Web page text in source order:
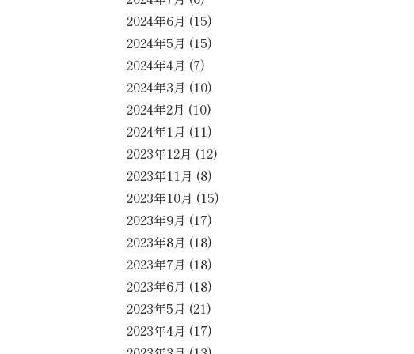
2024年6月 (15)
2024年5月 (15)
2024年4月 (7)
2024年3月 (10)
2024年2月 (10)
2024年1月 (11)
2023年12月 (12)
2023年11月 (8)
2023年10月 (15)
2023年9月 (17)
2023年8月 (18)
2023年7月 (18)
2023年6月 (18)
2023年5月 (21)
2023年4月 (17)